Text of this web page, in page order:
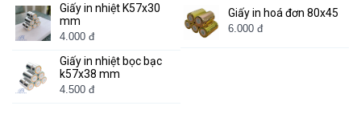
Giấy in nhiệt K57x30
mm
4.000 đ
Giấy in hoá đơn 80x45
6.000 đ
Giấy in nhiệt bọc bạc
k57x38 mm
4.500 đ